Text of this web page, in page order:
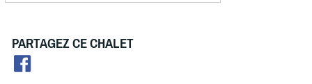
PARTAGEZ CE CHALET